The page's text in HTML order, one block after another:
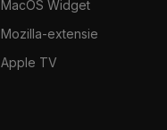
MacOS Widget
Mozilla-extensie
Apple TV